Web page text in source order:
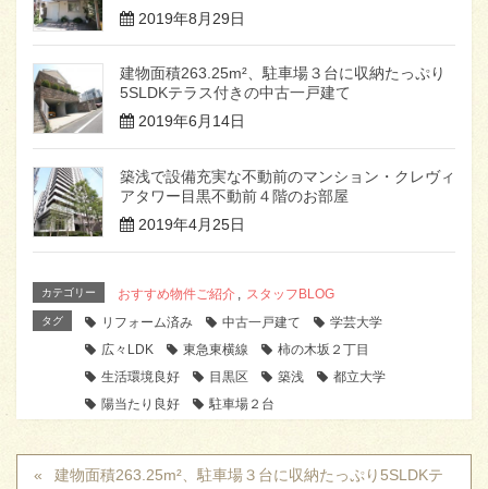
2019年8月29日
建物面積263.25m²、駐車場３台に収納たっぷり
5SLDKテラス付きの中古一戸建て
2019年6月14日
築浅で設備充実な不動前のマンション・クレヴィ
アタワー目黒不動前４階のお部屋
2019年4月25日
カテゴリー おすすめ物件ご紹介 , スタッフBLOG
タグ リフォーム済み 中古一戸建て
学芸大学
広々LDK
東急東横線
柿の木坂２丁目
生活環境良好
目黒区 築浅
都立大学
陽当たり良好
駐車場２台
建物面積263.25m²、駐車場３台に収納たっぷり5SLDKテ